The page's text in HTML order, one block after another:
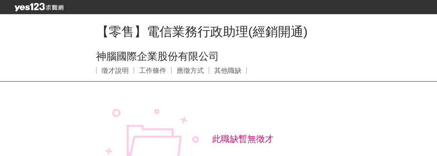
【零售】電信業務行政助理(經銷開通)
神腦國際企業股份有限公司
徵才說明 工作條件 應徵方式 其他職缺
此職缺暫無徵才